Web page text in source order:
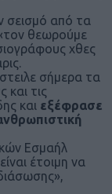
σεισμό από τα
θεωρούμε
χθες
σήμερα τα
και τις
και εξέφρασε
Εσμαήλ
έτοιμη να